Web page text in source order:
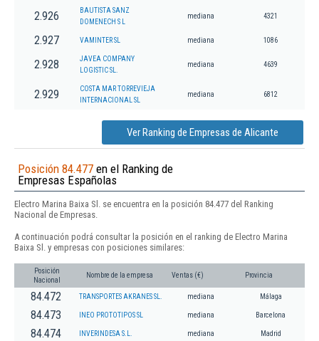
2.926
BAUTISTA SANZ
DOMENECH S L
mediana 4321
2.927 VAMINTER SL mediana 1086
2.928
JAVEA COMPANY
LOGISTIC SL.
mediana 4639
2.929
COSTA MAR TORREVIEJA
INTERNACIONAL SL
mediana 6812
Ver Ranking de Empresas de Alicante
Posición 84.477 en el Ranking de
Empresas Españolas
Electro Marina Baixa Sl. se encuentra en la posición 84.477 del Ranking
Nacional de Empresas.
A continuación podrá consultar la posición en el ranking de Electro Marina
Baixa Sl. y empresas con posiciones similares:
Posición
Nacional
Nombre de la empresa Ventas (€) Provincia
84.472 TRANSPORTES AKRANES SL. mediana Málaga
84.473 INEO PROTOTIPOS SL mediana Barcelona
84.474 INVERINDESA S.L. mediana Madrid